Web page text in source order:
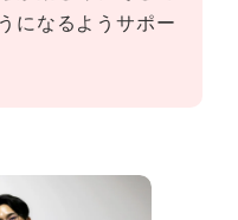
になるようサポー